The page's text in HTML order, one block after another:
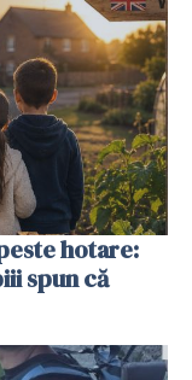
hotare:
spun că